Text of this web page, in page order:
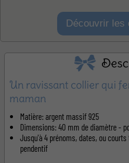
Découvrir
Un ravissant collier qui
maman
Matière: argent massif 925
Dimensions: 40 mm de diamètre -
Jusqu'à 4 prénoms, dates, ou
pendentif